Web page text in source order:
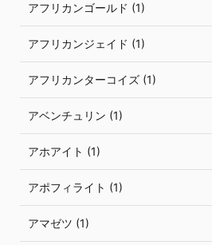
アフリカンゴールド (1)
アフリカンジェイド (1)
アフリカンターコイズ (1)
アベンチュリン (1)
アホアイト (1)
アポフィライト (1)
アマゼツ (1)